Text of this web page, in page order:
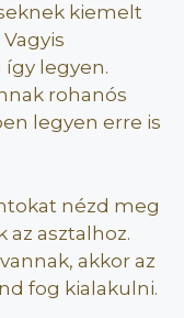
kiemelt
így legyen.
rohanós
legyen erre is
nézd meg
asztalhoz.
akkor az
fog kialakulni.